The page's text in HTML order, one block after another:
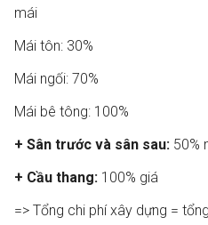
mái
Mái tôn: 30%
Mái ngối: 70%
Mái bê tông: 100%
+ Sân trước và sân sau: 50%
+ Cầu thang: 100% giá
=> Tổng chi phí xây dựng =